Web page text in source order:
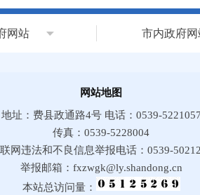
网站 市内政府网
网站地图
地址：费县政通路4号 电话：0539-5221057
传真：0539-5228004
网违法和不良信息举报电话：0539-
举报邮箱：fxzwgk@ly.shandong.cn
本站总访问量：